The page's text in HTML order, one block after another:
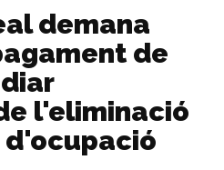
demana
de
l'eliminació